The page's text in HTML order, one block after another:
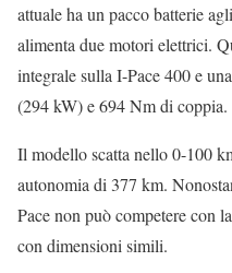
attuale ha un pacco batterie
alimenta due motori elettrici.
integrale sulla I-Pace 400 e
(294 kW) e 694 Nm di coppia.
Il modello scatta nello 0-100
autonomia di 377 km.
Pace non può competere con la
con dimensioni simili.